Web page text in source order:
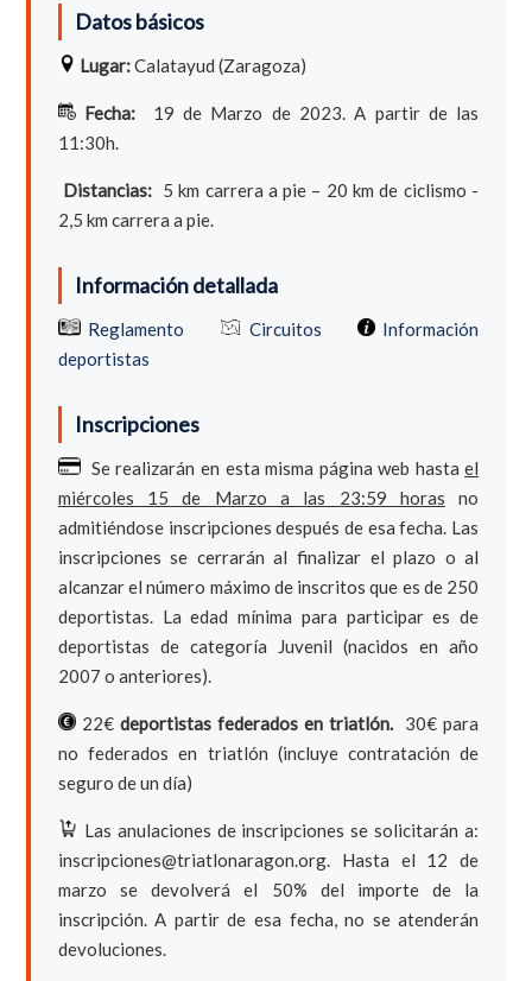
Datos básicos
Lugar:Calatayud (Zaragoza)
Fecha: 19 de Marzo de 2023. A partir de las
11:30h.
Distancias: 5 km carrera a pie – 20 km de ciclismo -
2,5 km carrera a pie.
Información detallada
Reglamento Circuitos
Información
deportistas
Inscripciones
Se realizarán en esta misma página web hastael
miércoles 15 de Marzo a las 23:59 horas no
admitiéndose inscripciones después de esa fecha. Las
inscripciones se cerrarán al finalizar el plazo o al
alcanzar el número máximo de inscritos que es de 250
deportistas. La edad mínima para participar es de
deportistas de categoría Juvenil (nacidos en año
2007 o anteriores).
22€ deportistas federados en triatlón. 30€ para
no federados en triatlón (incluye contratación de
seguro de un día)
Las anulaciones de inscripciones se solicitarán a:
inscripciones@triatlonaragon.org. Hasta el 12 de
marzo se devolverá el 50% del importe de la
inscripción. A partir de esa fecha, no se atenderán
devoluciones.